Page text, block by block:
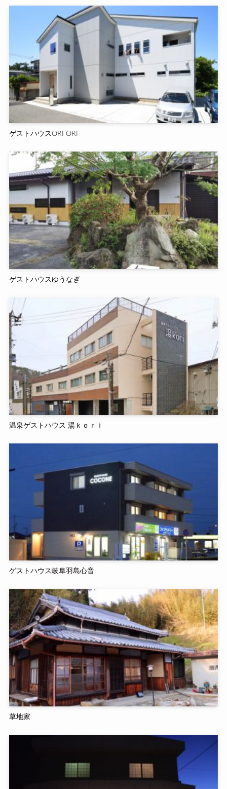
ゲストハウスORI ORI
ゲストハウスゆうなぎ
温泉ゲストハウス 湯ｋｏｒｉ
ゲストハウス岐阜羽島心音
草地家